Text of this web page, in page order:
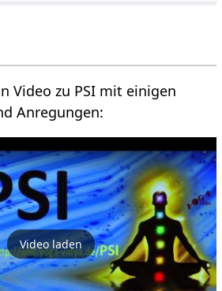
Video zu PSI mit einigen
Anregungen:
Video laden